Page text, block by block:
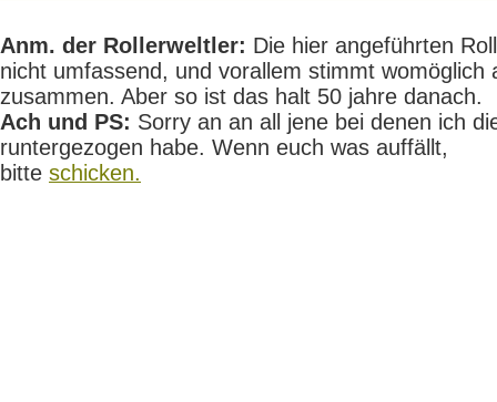
Anm. der Rollerweltler: Die hier angeführten
nicht umfassend, und vorallem stimmt womöglich
zusammen. Aber so ist das halt 50 jahre danach.
Ach und PS: Sorry an an all jene bei denen ich
runtergezogen habe. Wenn euch was auffällt,
bitte schicken.